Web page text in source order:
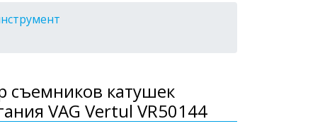
съемников катушек
VAG Vertul VR50144